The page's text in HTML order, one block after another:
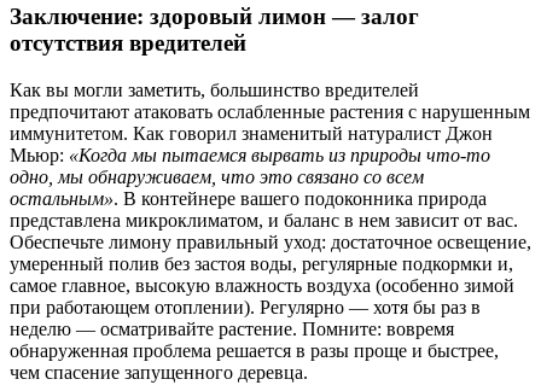
Заключение: здоровый лимон — залог
отсутствия вредителей
Как вы могли заметить, большинство вредителей
предпочитают атаковать ослабленные растения с нарушенным
иммунитетом. Как говорил знаменитый натуралист Джон
Мьюр: «Когда мы пытаемся вырвать из природы что-то
одно, мы обнаруживаем, что это связано со всем
остальным». В контейнере вашего подоконника природа
представлена микроклиматом, и баланс в нем зависит от вас.
Обеспечьте лимону правильный уход: достаточное освещение,
умеренный полив без застоя воды, регулярные подкормки и,
самое главное, высокую влажность воздуха (особенно зимой
при работающем отоплении). Регулярно — хотя бы раз в
неделю — осматривайте растение. Помните: вовремя
обнаруженная проблема решается в разы проще и быстрее,
чем спасение запущенного деревца.